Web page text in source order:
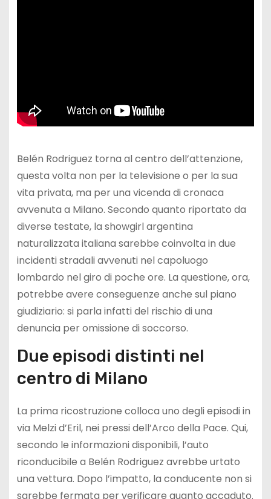
Belén Rodriguez torna al centro dell’attenzione,
questa volta non per la televisione o per la sua
vita privata, ma per una vicenda di cronaca
avvenuta a Milano. Secondo quanto riportato da
diverse testate, la showgirl argentina
naturalizzata italiana sarebbe coinvolta in due
incidenti stradali avvenuti nel capoluogo
lombardo nel giro di poche ore. La questione, ora,
potrebbe avere conseguenze anche sul piano
giudiziario: si parla infatti del rischio di una
denuncia per omissione di soccorso.
Due episodi distinti nel
centro di Milano
La prima ricostruzione colloca uno degli episodi in
via Melzi d’Eril, nei pressi dell’Arco della Pace. Qui,
secondo le informazioni disponibili, l’auto
riconducibile a Belén Rodriguez avrebbe urtato
una vettura. Dopo l’impatto, la conducente non si
sarebbe fermata per verificare quanto accaduto.